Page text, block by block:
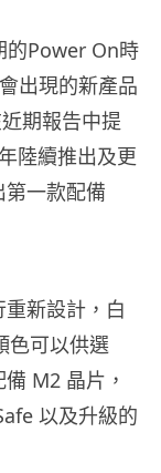
的Power On時
出現的新產品
期報告中提
陸續推出及更
一款配備
新設計，白
色可以供選
M2 晶片，
以及升級的